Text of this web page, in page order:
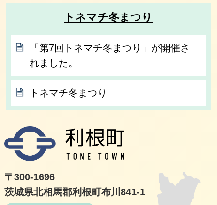
トネマチ冬まつり
「第7回トネマチ冬まつり」が開催さ
れました。
トネマチ冬まつり
〒300-1696
茨城県北相馬郡利根町布川841-1